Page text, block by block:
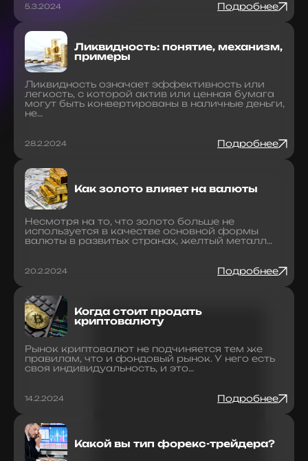
5.3.2024 Подробнее
Ликвидность: понятие, механизм,
примеры
Ликвидность означает эффективность или
легкость, с которой актив или ценная бумага
могут быть конвертированы в наличные деньги,
не…
28.2.2024 Подробнее
Как золото влияет на валюты
Несмотря на то, что золото больше не
используется в качестве основной формы
валюты в развитых странах, желтый металл…
20.2.2024 Подробнее
Когда стоит продать
криптовалюту
Рынок криптовалют не подчиняется тем же
правилам, что и фондовый рынок. У него есть
своя индивидуальность, и это…
14.2.2024 Подробнее
Какой вы тип форекс-трейдера?